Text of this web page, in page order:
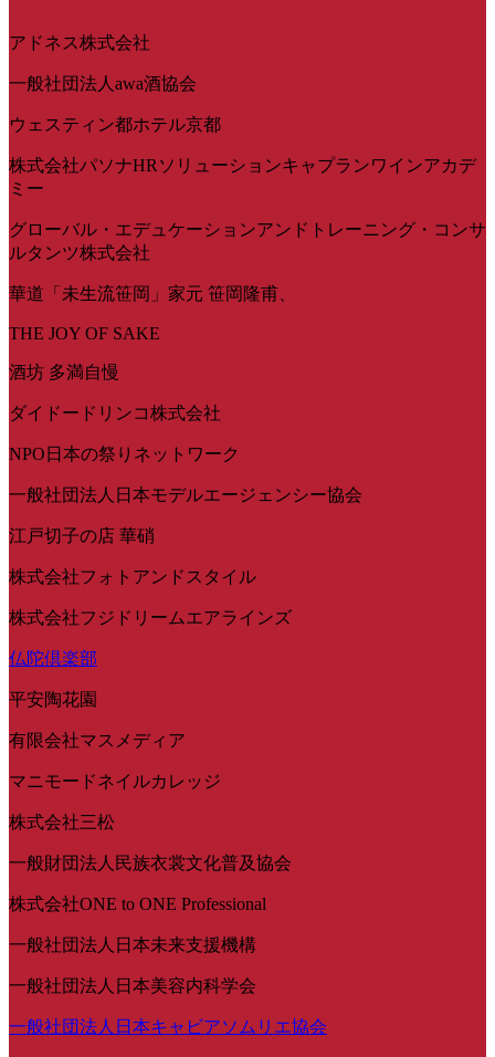
アドネス株式会社
一般社団法人awa酒協会
ウェスティン都ホテル京都
株式会社パソナHRソリューションキャプランワインアカデ
ミー
グローバル・エデュケーションアンドトレーニング・コンサ
ルタンツ株式会社
華道「未生流笹岡」家元 笹岡隆甫、
THE JOY OF SAKE
酒坊 多満自慢
ダイドードリンコ株式会社
NPO日本の祭りネットワーク
一般社団法人日本モデルエージェンシー協会
江戸切子の店 華硝
株式会社フォトアンドスタイル
株式会社フジドリームエアラインズ
仏陀倶楽部
平安陶花園
有限会社マスメディア
マニモードネイルカレッジ
株式会社三松
一般財団法人民族衣裳文化普及協会
株式会社ONE to ONE Professional
一般社団法人日本未来支援機構
一般社団法人日本美容内科学会
一般社団法人日本キャビアソムリエ協会